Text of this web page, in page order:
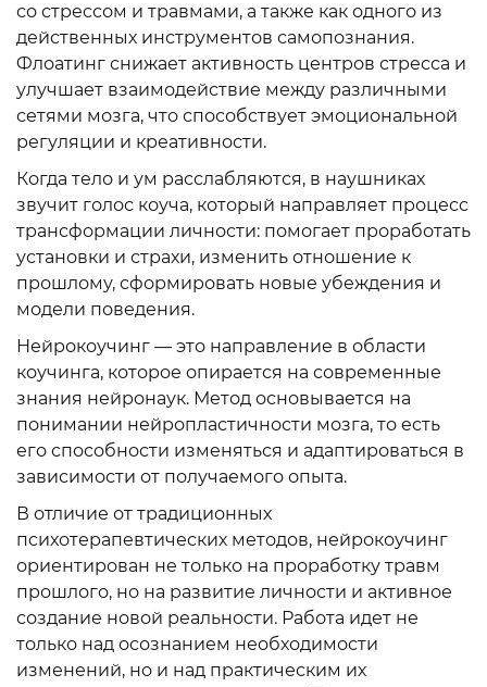
со стрессом и травмами, а также как одного из
действенных инструментов самопознания.
Флоатинг снижает активность центров стресса и
улучшает взаимодействие между различными
сетями мозга, что способствует эмоциональной
регуляции и креативности.
Когда тело и ум расслабляются, в наушниках
звучит голос коуча, который направляет процесс
трансформации личности: помогает проработать
установки и страхи, изменить отношение к
прошлому, сформировать новые убеждения и
модели поведения.
Нейрокоучинг — это направление в области
коучинга, которое опирается на современные
знания нейронаук. Метод основывается на
понимании нейропластичности мозга, то есть
его способности изменяться и адаптироваться в
зависимости от получаемого опыта.
В отличие от традиционных
психотерапевтических методов, нейрокоучинг
ориентирован не только на проработку травм
прошлого, но на развитие личности и активное
создание новой реальности. Работа идет не
только над осознанием необходимости
изменений, но и над практическим их